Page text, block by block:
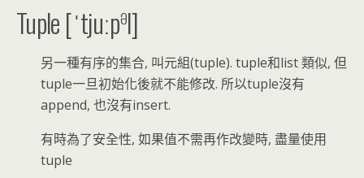
Tuple [ˈtjuːpəl]
另一種有序的集合, 叫元組(tuple). tuple和list 類似, 但
tuple一旦初始化後就不能修改. 所以tuple沒有
append, 也沒有insert.
有時為了安全性, 如果值不需再作改變時, 盡量使用
tuple